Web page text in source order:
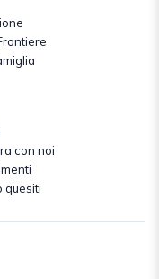
con noi
quesiti